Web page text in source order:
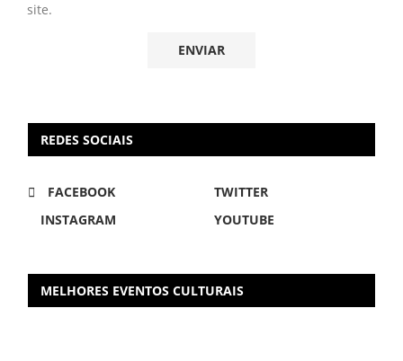
site.
REDES SOCIAIS
FACEBOOK
TWITTER
INSTAGRAM
YOUTUBE
MELHORES EVENTOS CULTURAIS